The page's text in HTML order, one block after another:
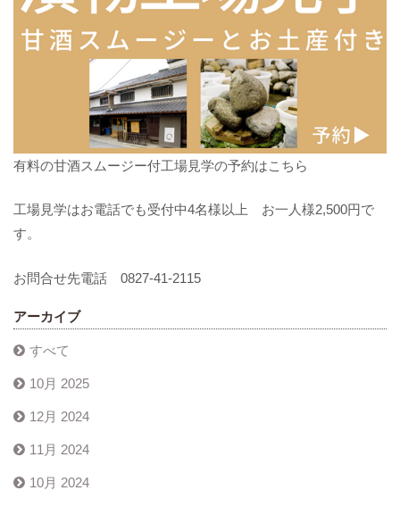
有料の甘酒スムージー付工場見学の予約はこちら
工場見学はお電話でも受付中4名様以上 お一人様2,500円で
す。
お問合せ先電話 0827-41-2115
アーカイブ
すべて
10月 2025
12月 2024
11月 2024
10月 2024